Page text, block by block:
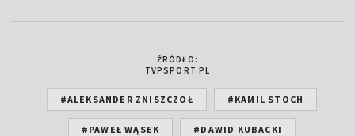
ŹRÓDŁO:
TVPSPORT.PL
#ALEKSANDER ZNISZCZOŁ #KAMIL STOCH
#PAWEŁ WĄSEK #DAWID KUBACKI